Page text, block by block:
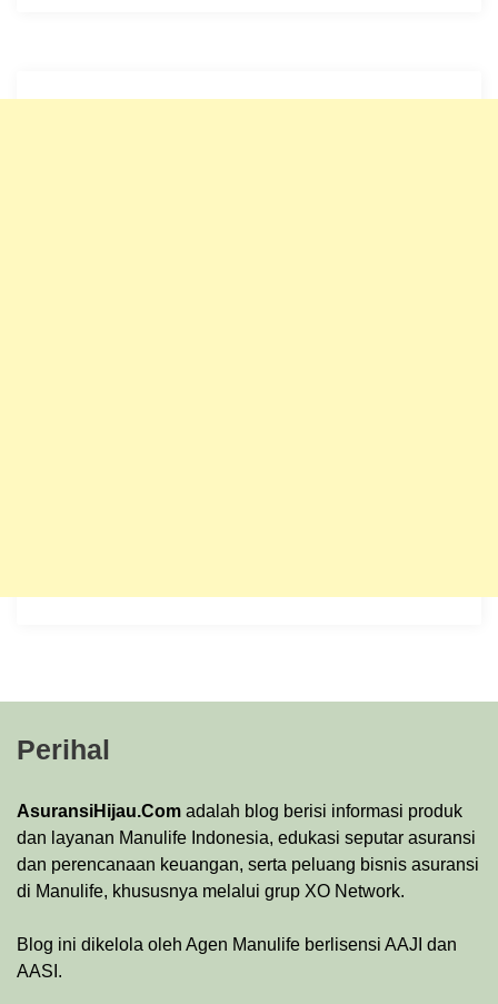
Perihal
AsuransiHijau.Com adalah blog berisi informasi produk
dan layanan Manulife Indonesia, edukasi seputar asuransi
dan perencanaan keuangan, serta peluang bisnis asuransi
di Manulife, khususnya melalui grup XO Network.
Blog ini dikelola oleh Agen Manulife berlisensi AAJI dan
AASI.